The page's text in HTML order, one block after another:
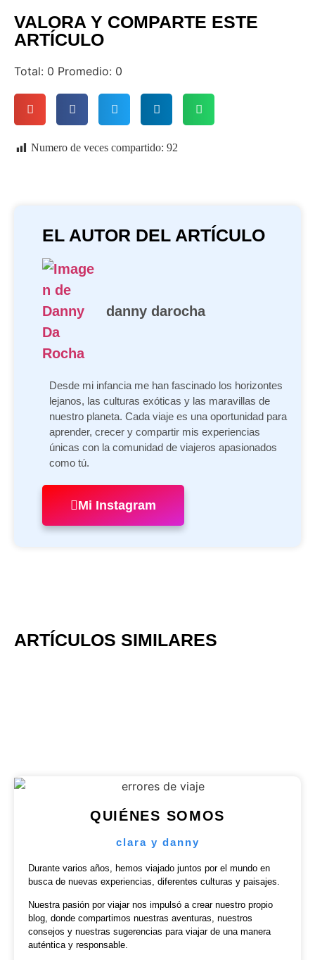
VALORA Y COMPARTE ESTE
ARTÍCULO
Total: 0 Promedio: 0
Numero de veces compartido: 92
EL AUTOR DEL ARTÍCULO
danny darocha
Desde mi infancia me han fascinado los horizontes
lejanos, las culturas exóticas y las maravillas de
nuestro planeta. Cada viaje es una oportunidad para
aprender, crecer y compartir mis experiencias
únicas con la comunidad de viajeros apasionados
como tú.
Mi Instagram
ARTÍCULOS SIMILARES
QUIÉNES SOMOS
clara y danny
Durante varios años, hemos viajado juntos por el mundo en
busca de nuevas experiencias, diferentes culturas y paisajes.
Nuestra pasión por viajar nos impulsó a crear nuestro propio
blog, donde compartimos nuestras aventuras, nuestros
consejos y nuestras sugerencias para viajar de una manera
auténtica y responsable.